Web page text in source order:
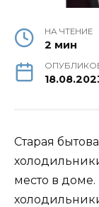
НА ЧТЕНИЕ
2 мин
Старая
место в